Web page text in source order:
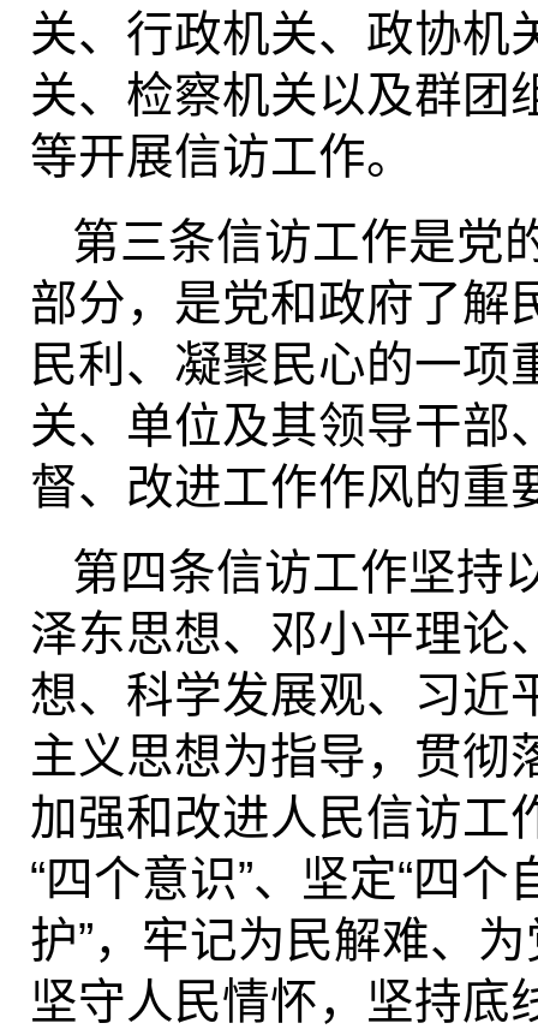
关、行政机关、政协机
关、检察机关以及群团
等开展信访工作。
第三条信访工作是党
部分，是党和政府了解
民利、凝聚民心的一项
关、单位及其领导干部
督、改进工作作风的重
第四条信访工作坚持
泽东思想、邓小平理论
想、科学发展观、习近
主义思想为指导，贯彻
加强和改进人民信访工
“四个意识”、坚定“四个
护”，牢记为民解难、
坚守人民情怀，坚持底